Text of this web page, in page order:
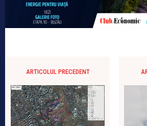
ARTICOLUL PRECEDENT